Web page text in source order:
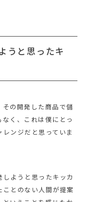
うと思ったキ
の開発した商品で儲
く、これは僕にとっ
ンジだと思っていま
ようと思ったキッカ
とのない人間が提案